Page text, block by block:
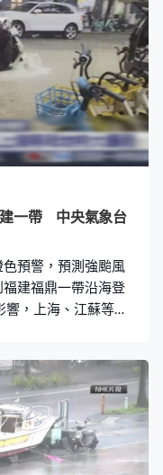
至翻側，車頭玻璃
其中一個80歲男子
百貨公司繼續暫停營
停電。那霸機場早
，逾5.4萬名旅客受影
並加開航班，沖繩四
奄美已慢慢脫離暴風
動速度緩慢，氣象
分地區仍有大雨，
雨量達120毫米，或
建一帶 中央氣象台
色預警，預測強颱風
建福鼎一帶沿海登
，上海、江蘇等城
加強防風措施。海
運渡輪航線暫停，寧
鐵路路段亦停運。